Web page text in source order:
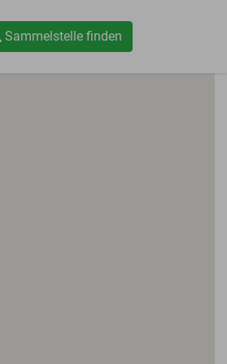
Sammelstelle finden